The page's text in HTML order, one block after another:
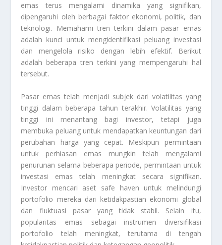
emas terus mengalami dinamika yang signifikan,
dipengaruhi oleh berbagai faktor ekonomi, politik, dan
teknologi. Memahami tren terkini dalam pasar emas
adalah kunci untuk mengidentifikasi peluang investasi
dan mengelola risiko dengan lebih efektif. Berikut
adalah beberapa tren terkini yang mempengaruhi hal
tersebut.
Pasar emas telah menjadi subjek dari volatilitas yang
tinggi dalam beberapa tahun terakhir. Volatilitas yang
tinggi ini menantang bagi investor, tetapi juga
membuka peluang untuk mendapatkan keuntungan dari
perubahan harga yang cepat. Meskipun permintaan
untuk perhiasan emas mungkin telah mengalami
penurunan selama beberapa periode, permintaan untuk
investasi emas telah meningkat secara signifikan.
Investor mencari aset safe haven untuk melindungi
portofolio mereka dari ketidakpastian ekonomi global
dan fluktuasi pasar yang tidak stabil. Selain itu,
popularitas emas sebagai instrumen diversifikasi
portofolio telah meningkat, terutama di tengah